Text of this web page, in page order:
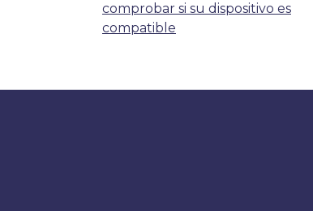
comprobar si su dispositivo es
compatible